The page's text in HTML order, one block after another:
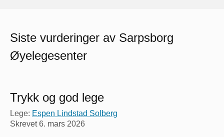
Siste vurderinger av Sarpsborg
Øyelegesenter
Trykk og god lege
Lege: Espen Lindstad Solberg
Skrevet6. mars 2026